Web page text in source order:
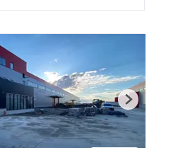
Next